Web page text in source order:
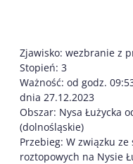
Zjawisko: wezbranie z
Stopień: 3
Ważność: od godz.
dnia 27.12.2023
Obszar: Nysa Łużycka
(dolnośląskie)
Przebieg: W związku
roztopowych na Nysie